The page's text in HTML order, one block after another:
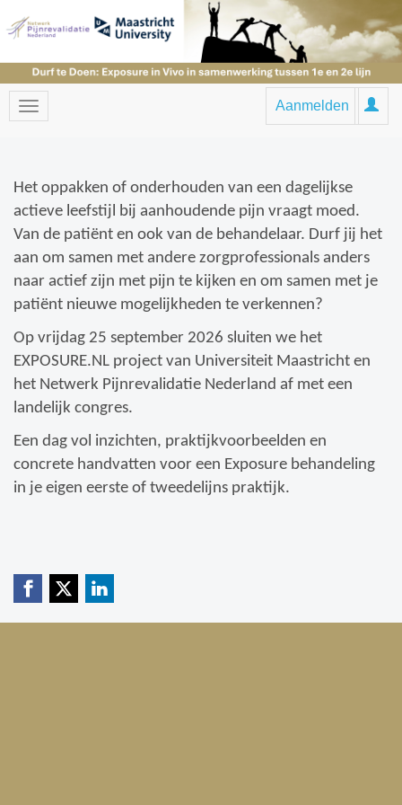
Aanmelden
Het oppakken of onderhouden van een dagelijkse
actieve leefstijl bij aanhoudende pijn vraagt moed.
Van de patiënt en ook van de behandelaar. Durf jij het
aan om samen met andere zorgprofessionals anders
naar actief zijn met pijn te kijken en om samen met je
patiënt nieuwe mogelijkheden te verkennen?
Op vrijdag 25 september 2026 sluiten we het
EXPOSURE.NL project van Universiteit Maastricht en
het Netwerk Pijnrevalidatie Nederland af met een
landelijk congres.
Een dag vol inzichten, praktijkvoorbeelden en
concrete handvatten voor een Exposure behandeling
in je eigen eerste of tweedelijns praktijk.